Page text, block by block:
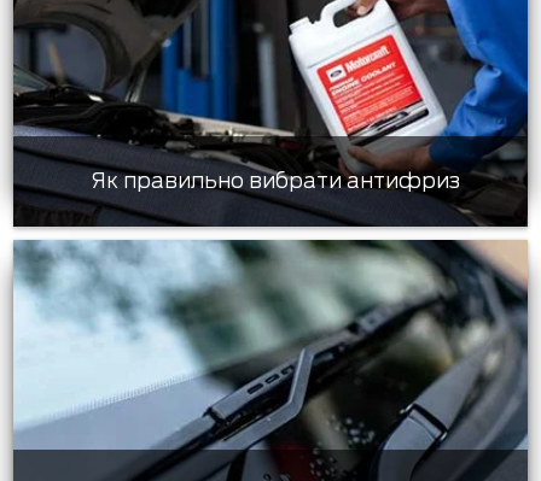
Як правильно вибрати антифриз